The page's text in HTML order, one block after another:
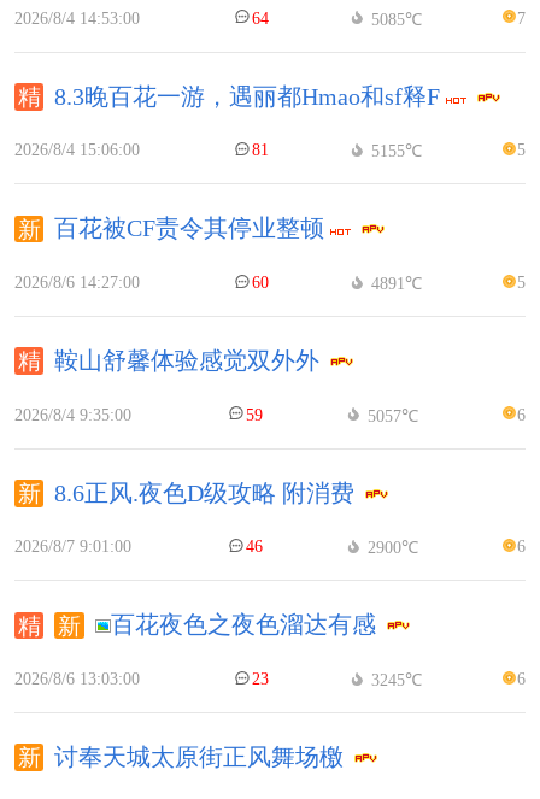
2026/8/4 14:53:00 64 5085℃ 7
8.3晚百花一游，遇丽都Hmao和sf释F
2026/8/4 15:06:00 81 5155℃ 5
百花被CF责令其停业整顿
2026/8/6 14:27:00 60 4891℃ 5
鞍山舒馨体验感觉双外外
2026/8/4 9:35:00 59 5057℃ 6
8.6正风.夜色D级攻略 附消费
2026/8/7 9:01:00 46 2900℃ 6
百花夜色之夜色溜达有感
2026/8/6 13:03:00 23 3245℃ 6
讨奉天城太原街正风舞场檄